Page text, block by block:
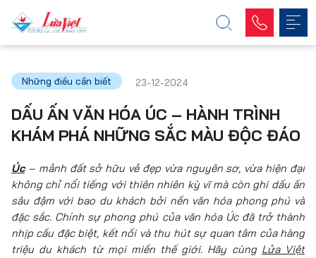
Những điều cần biết 23-12-2024
DẤU ẤN VĂN HÓA ÚC – HÀNH TRÌNH
KHÁM PHÁ NHỮNG SẮC MÀU ĐỘC ĐÁO
Úc – mảnh đất sở hữu vẻ đẹp vừa nguyên sơ, vừa hiện đại
không chỉ nổi tiếng với thiên nhiên kỳ vĩ mà còn ghi dấu ấn
sâu đậm với bao du khách bởi nền văn hóa phong phú và
đặc sắc. Chính sự phong phú của văn hóa Úc đã trở thành
nhịp cầu đặc biệt, kết nối và thu hút sự quan tâm của hàng
triệu du khách từ mọi miền thế giới. Hãy cùng Lửa Việt